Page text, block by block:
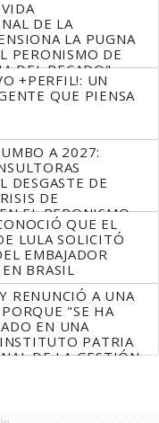
DE LA
LA PUGNA
PERONISMO DE
DEL PECADO"
+PERFIL!: UN
QUE PIENSA
A 2027:
DESGASTE DE
DE
EL PERONISMO
QUE EL
LULA SOLICITÓ
EMBAJADOR
BRASIL
RENUNCIÓ A UNA
"SE HA
EN UNA
PATRIA
DE LA GESTIÓN